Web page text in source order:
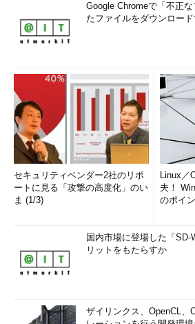
Google Chromeで「不正
たファイルをダウンロード
セキュリティベンダー2社のリポ
ートに見る「攻撃の高度化」のい
ま (1/3)
Linux／
夫！
のポイ
国内市場に登場した「SD-
リットをもたらすか
ザイリンクス、OpenCL、